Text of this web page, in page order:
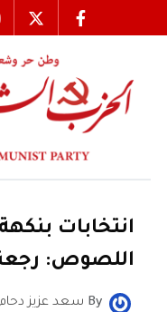
انتخابات
اللصوص:
By سعد عزيز دحام